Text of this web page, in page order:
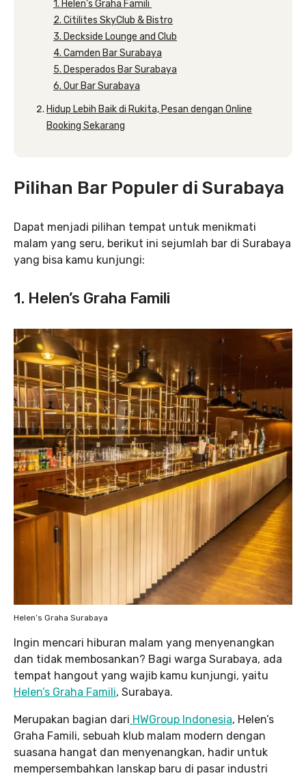
1. Helen’s Graha Famili
2. Citilites SkyClub & Bistro
3. Deckside Lounge and Club
4. Camden Bar Surabaya
5. Desperados Bar Surabaya
6. Our Bar Surabaya
Hidup Lebih Baik di Rukita, Pesan dengan Online
Booking Sekarang
Pilihan Bar Populer di Surabaya
Dapat menjadi pilihan tempat untuk menikmati
malam yang seru, berikut ini sejumlah bar di Surabaya
yang bisa kamu kunjungi:
1. Helen’s Graha Famili
Helen’s Graha Surabaya
Ingin mencari hiburan malam yang menyenangkan
dan tidak membosankan? Bagi warga Surabaya, ada
tempat hangout yang wajib kamu kunjungi, yaitu
Helen’s Graha Famili, Surabaya.
Merupakan bagian dari HWGroup Indonesia, Helen’s
Graha Famili, sebuah klub malam modern dengan
suasana hangat dan menyenangkan, hadir untuk
mempersembahkan lanskap baru di pasar industri